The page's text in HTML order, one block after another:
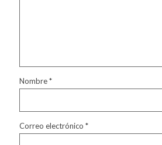
Nombre*
Correo electrónico *